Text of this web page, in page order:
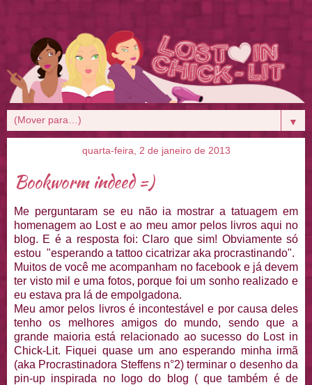
▼
quarta-feira, 2 de janeiro de 2013
Bookworm indeed =)
Me perguntaram se eu não ia mostrar a tatuagem em
homenagem ao Lost e ao meu amor pelos livros aqui no
blog. E é a resposta foi: Claro que sim! Obviamente só
estou "esperando a tattoo cicatrizar aka procrastinando".
Muitos de você me acompanham no facebook e já devem
ter visto mil e uma fotos, porque foi um sonho realizado e
eu estava pra lá de empolgadona.
Meu amor pelos livros é incontestável e por causa deles
tenho os melhores amigos do mundo, sendo que a
grande maioria está relacionado ao sucesso do Lost in
Chick-Lit. Fiquei quase um ano esperando minha irmã
(aka Procrastinadora Steffens n°2) terminar o desenho da
pin-up inspirada no logo do blog ( que também é de